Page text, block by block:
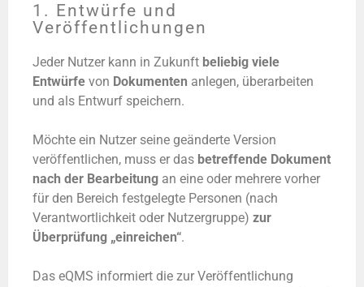
1. Entwürfe und
Veröffentlichungen
Jeder Nutzer kann in Zukunft beliebig viele
Entwürfevon Dokumenten anlegen, überarbeiten
und als Entwurf speichern.
Möchte ein Nutzer seine geänderte Version
veröffentlichen, muss er das betreffende Dokument
nach der Bearbeitung an eine oder mehrere vorher
für den Bereich festgelegte Personen (nach
Verantwortlichkeit oder Nutzergruppe)zur
Überprüfung „einreichen“.
Das eQMS informiert die zur Veröffentlichung